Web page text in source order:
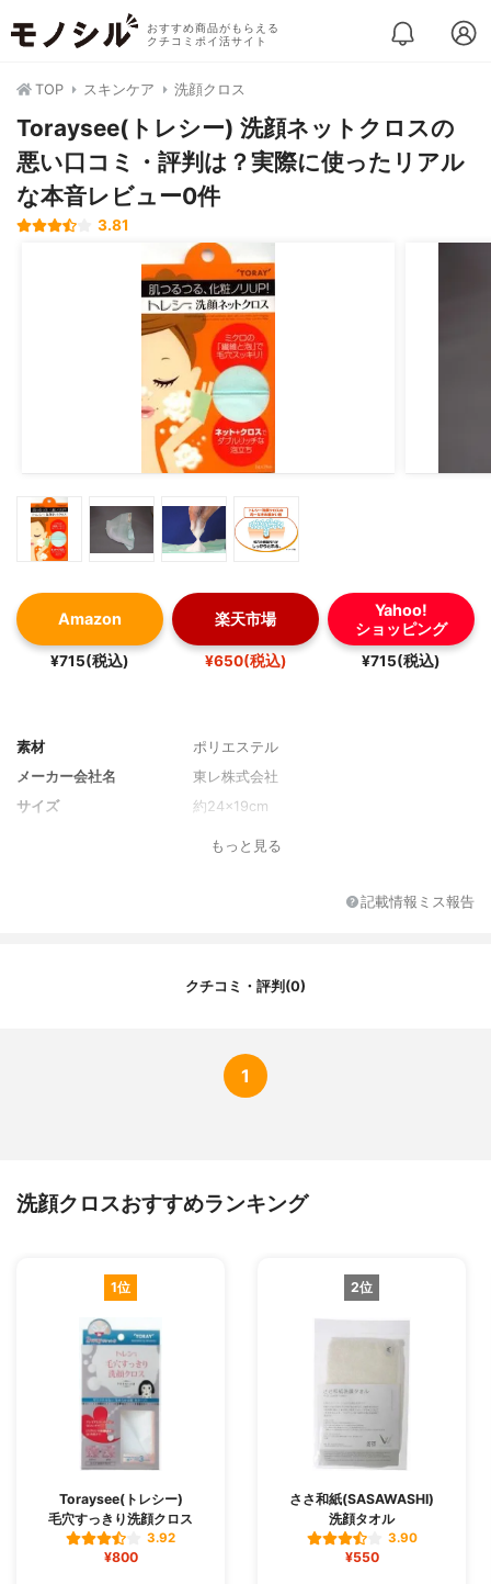
おすすめ商品がもらえる
クチコミポイ活サイト
TOP スキンケア 洗顔クロス
Toraysee(トレシー) 洗顔ネットクロスの
悪い口コミ・評判は？実際に使ったリアル
な本音レビュー0件
3.81
Amazon
¥715(税込)
楽天市場
¥650(税込)
Yahoo!
ショッピング
¥715(税込)
素材
ポリエステル
メーカー会社名
東レ株式会社
サイズ
約24×19cm
もっと見る
記載情報ミス報告
クチコミ・評判(0)
1
洗顔クロスおすすめランキング
1位
Toraysee(トレシー)
毛穴すっきり洗顔クロス
3.92
¥800
2位
ささ和紙(SASAWASHI)
洗顔タオル
3.90
¥550